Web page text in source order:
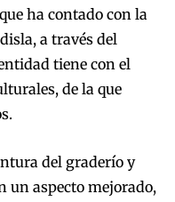
ha contado con la
a través del
tiene con el
de la que
del graderío y
un aspecto mejorado,